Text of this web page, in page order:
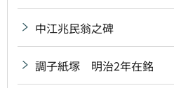
中江兆民翁之碑
調子紙塚 明治2年在銘